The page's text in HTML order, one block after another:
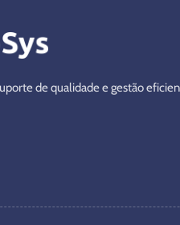
de qualidade e gestão